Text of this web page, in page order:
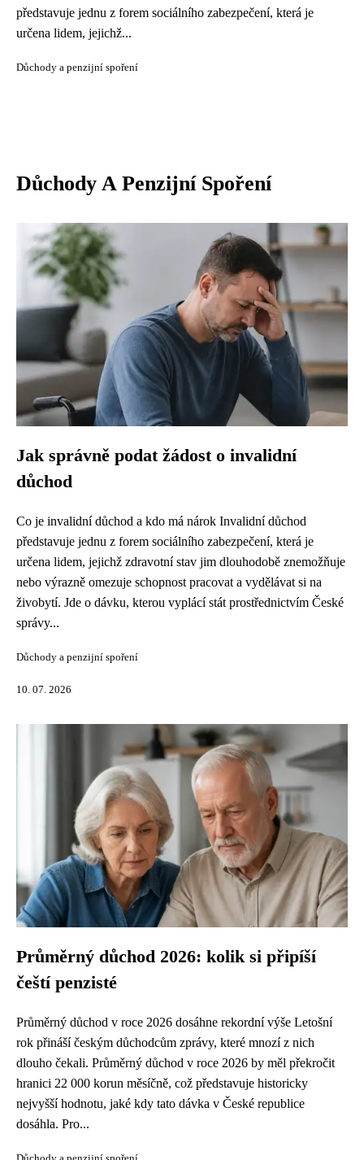
představuje jednu z forem sociálního zabezpečení, která je
určena lidem, jejichž...
Důchody a penzijní spoření
Důchody A Penzijní Spoření
Jak správně podat žádost o invalidní
důchod
Co je invalidní důchod a kdo má nárok Invalidní důchod
představuje jednu z forem sociálního zabezpečení, která je
určena lidem, jejichž zdravotní stav jim dlouhodobě znemožňuje
nebo výrazně omezuje schopnost pracovat a vydělávat si na
živobytí. Jde o dávku, kterou vyplácí stát prostřednictvím České
správy...
Důchody a penzijní spoření
10. 07. 2026
Průměrný důchod 2026: kolik si připíší
čeští penzisté
Průměrný důchod v roce 2026 dosáhne rekordní výše Letošní
rok přináší českým důchodcům zprávy, které mnozí z nich
dlouho čekali. Průměrný důchod v roce 2026 by měl překročit
hranici 22 000 korun měsíčně, což představuje historicky
nejvyšší hodnotu, jaké kdy tato dávka v České republice
dosáhla. Pro...